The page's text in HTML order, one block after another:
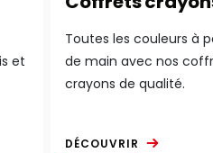
et
Toutes les couleurs à
de main avec nos
crayons de qualité.
DÉCOUVRIR